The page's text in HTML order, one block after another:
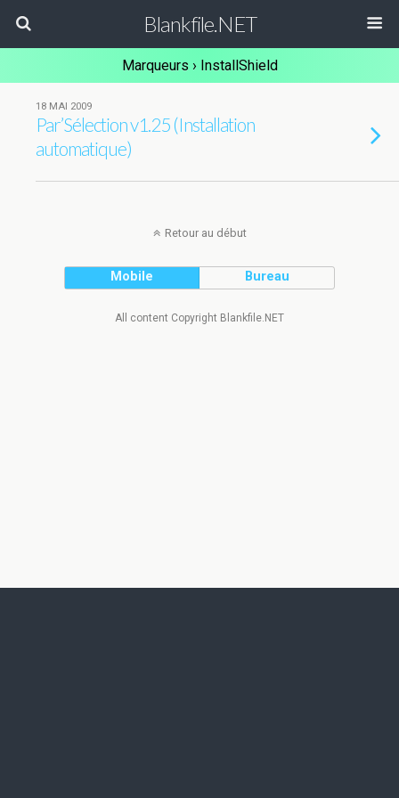
Blankfile.NET
Marqueurs › InstallShield
18 MAI 2009
Par’Sélection v1.25 (Installation
automatique)
Retour au début
Mobile Bureau
All content Copyright Blankfile.NET